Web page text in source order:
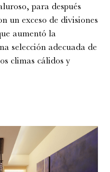
para después
un exceso de divisiones
aumentó la
selección adecuada de
climas cálidos y